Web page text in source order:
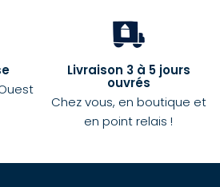
Livraison 3 à 5 jours
ouvrés
Chez vous, en boutique et
en point relais !